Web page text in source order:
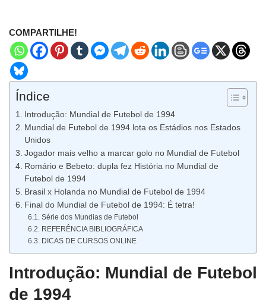
COMPARTILHE!
Índice
Introdução: Mundial de Futebol de 1994
Mundial de Futebol de 1994 lota os Estádios nos Estados
Unidos
Jogador mais velho a marcar golo no Mundial de Futebol
Romário e Bebeto: dupla fez História no Mundial de
Futebol de 1994
Brasil x Holanda no Mundial de Futebol de 1994
Final do Mundial de Futebol de 1994: É tetra!
Série dos Mundias de Futebol
REFERÊNCIA BIBLIOGRÁFICA
DICAS DE CURSOS ONLINE
Introdução: Mundial de Futebol
de 1994